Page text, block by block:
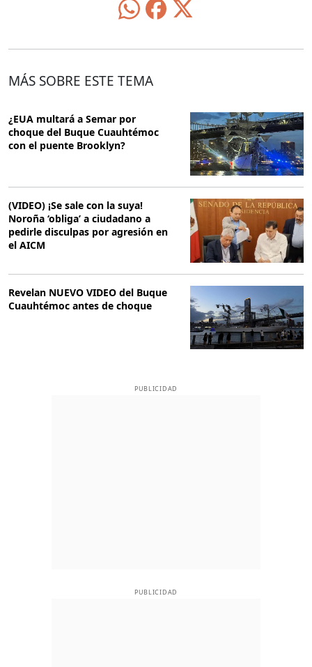
MÁS SOBRE ESTE TEMA
¿EUA multará a Semar por
choque del Buque Cuauhtémoc
con el puente Brooklyn?
(VIDEO) ¡Se sale con la suya!
Noroña ‘obliga’ a ciudadano a
pedirle disculpas por agresión en
el AICM
Revelan NUEVO VIDEO del Buque
Cuauhtémoc antes de choque
PUBLICIDAD
PUBLICIDAD